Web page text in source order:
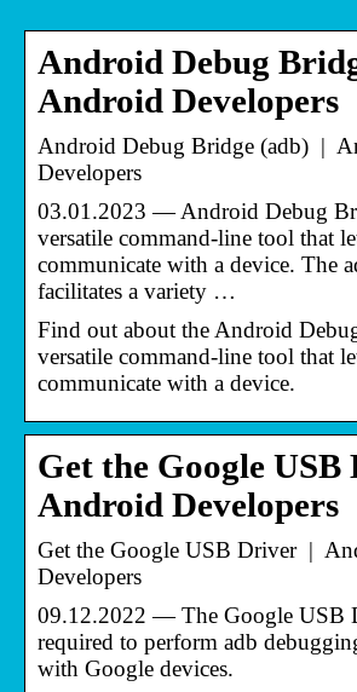
Android Debug
Android Developers
Android Debug Bridge (adb) |
Developers
03.01.2023 — Android Debug
versatile command-line tool that
communicate with a device. The
facilitates a variety …
Find out about the Android
versatile command-line tool that
communicate with a device.
Get the Google
Android Developers
Get the Google USB Driver |
Developers
09.12.2022 — The Google USB
required to perform adb
with Google devices.